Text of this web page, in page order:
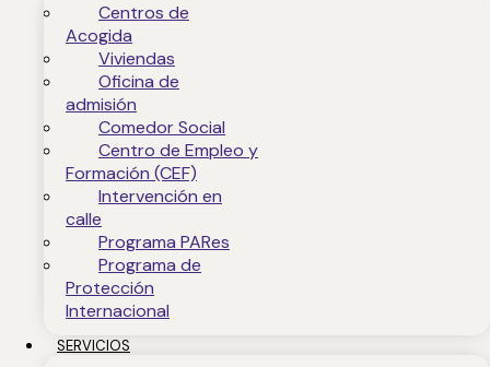
Centros de
Acogida
Viviendas
Oficina de
admisión
Comedor Social
Centro de Empleo y
Formación (CEF)
Intervención en
calle
Programa PARes
Programa de
Protección
Internacional
SERVICIOS